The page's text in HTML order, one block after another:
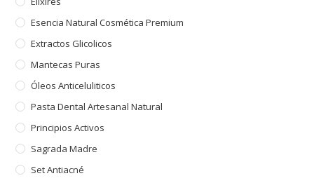
Esencia Natural Cosmética Premium
Extractos Glicolicos
Mantecas Puras
Óleos Anticeluliticos
Pasta Dental Artesanal Natural
Principios Activos
Sagrada Madre
Set Antiacné